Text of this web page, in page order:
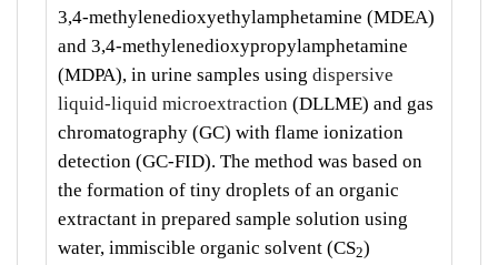
3,4-methylenedioxyethylamphetamine (MDEA)
and 3,4-methylenedioxypropylamphetamine
(MDPA), in urine samples using dispersive
liquid-liquid microextraction (DLLME) and gas
chromatography (GC) with flame ionization
detection (GC-FID). The method was based on
the formation of tiny droplets of an organic
extractant in prepared sample solution using
water, immiscible organic solvent (CS2)